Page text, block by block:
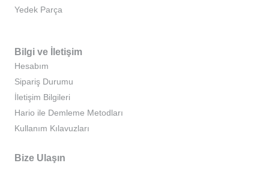
Yedek Parça
Bilgi ve İletişim
Hesabım
Sipariş Durumu
İletişim Bilgileri
Hario ile Demleme Metodları
Kullanım Kılavuzları
Bize Ulaşın